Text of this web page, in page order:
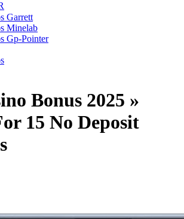
Garrett
Minelab
Gp-Pointer
Bonus 2025 »
15 No Deposit